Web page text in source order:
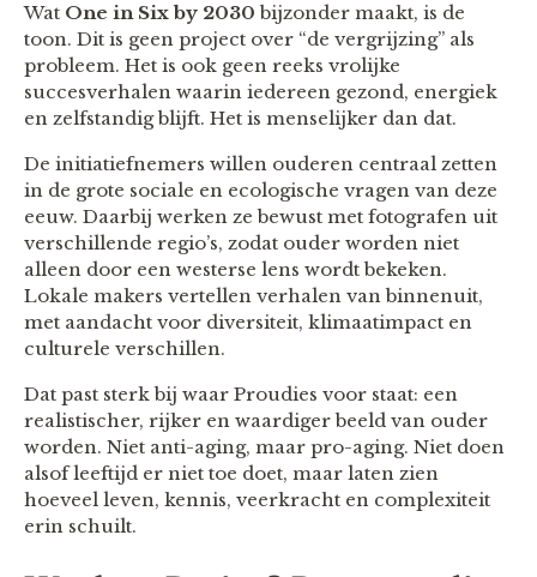
Wat One in Six by 2030 bijzonder maakt, is de
toon. Dit is geen project over “de vergrijzing” als
probleem. Het is ook geen reeks vrolijke
succesverhalen waarin iedereen gezond, energiek
en zelfstandig blijft. Het is menselijker dan dat.
De initiatiefnemers willen ouderen centraal zetten
in de grote sociale en ecologische vragen van deze
eeuw. Daarbij werken ze bewust met fotografen uit
verschillende regio’s, zodat ouder worden niet
alleen door een westerse lens wordt bekeken.
Lokale makers vertellen verhalen van binnenuit,
met aandacht voor diversiteit, klimaatimpact en
culturele verschillen.
Dat past sterk bij waar Proudies voor staat: een
realistischer, rijker en waardiger beeld van ouder
worden. Niet anti-aging, maar pro-aging. Niet doen
alsof leeftijd er niet toe doet, maar laten zien
hoeveel leven, kennis, veerkracht en complexiteit
erin schuilt.